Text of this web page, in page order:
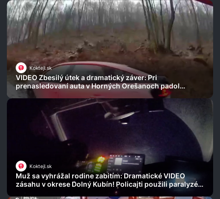
Koktejl.sk
VIDEO Zbesilý útek a dramatický záver: Pri
prenasledovaní auta v Horných Orešanoch padol
varovný výstrel!
Koktejl.sk
Muž sa vyhrážal rodine zabitím: Dramatické VIDEO
zásahu v okrese Dolný Kubín! Policajti použili paralyzér